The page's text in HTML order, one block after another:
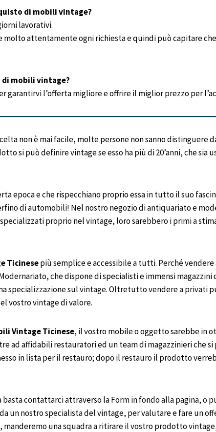
di mobili vintage?
lavorativi.
molto attentamente ogni richiesta e quindi può capitare
di mobili vintage?
garantirvi l’offerta migliore e offrire il miglior prezzo per
non è mai facile, molte persone non sanno distinguere
si può definire vintage se esso ha più di 20’anni, che sia
epoca e che rispecchiano proprio essa in tutto il suo
di automobili! Nel nostro negozio di antiquariato e
proprio nel vintage, loro sarebbero i primi a
Ticinesepiù semplice e accessibile a tutti. Perché vendere
che dispone di specialisti e immensi magazzini
specializzazione sul vintage. Oltretutto vendere a privati
vostro vintage di valore.
VintageTicinese, il vostro mobile o oggetto sarebbe in
ad affidabili restauratori ed un team di magazzinieri che
in lista per il restauro; dopo il restauro il prodotto
contattarci attraverso la Form in fondo alla pagina, o
un nostro specialista del vintage, per valutare e fare un
manderemo una squadra a ritirare il vostro prodotto